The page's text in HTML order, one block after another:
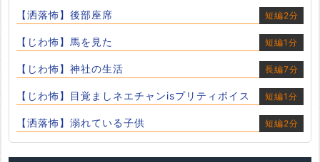
【洒落怖】後部座席 短編2分
【じわ怖】馬を見た 短編1分
【じわ怖】神社の生活 長編7分
【じわ怖】目覚ましネエチャンisプリティボイス 短編1分
【洒落怖】溺れている子供 短編2分